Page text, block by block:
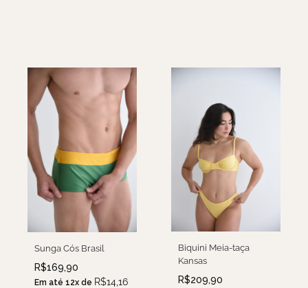
Sunga Cós Brasil
R$169,90
Em até 12x de R$14,16
Biquini Meia-taça
Kansas
R$209,90